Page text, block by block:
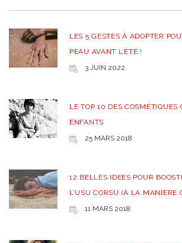
LES 5 GESTES À ADOPTER
PEAU AVANT L’ÉTÉ !
3 JUIN 2022
LE TOP 10 DES COSMÉTIQUES
ENFANTS
25 MARS 2018
12 BELLES IDEES POUR
L’USU CORSU (À LA MANIERE
11 MARS 2018